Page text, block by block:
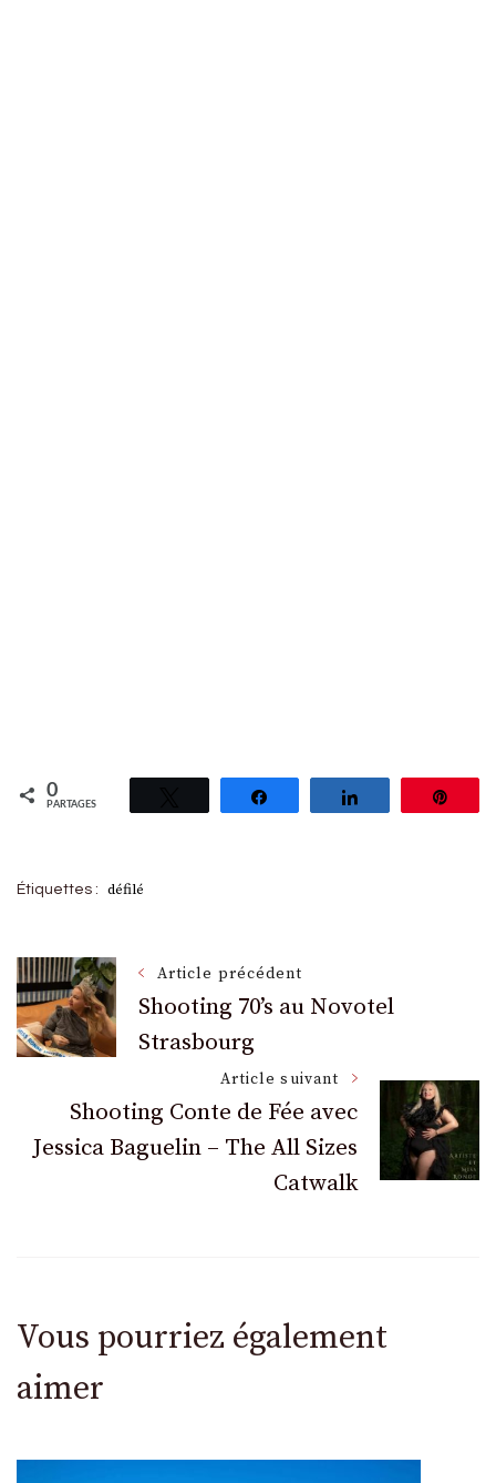
0
PARTAGES
Étiquettes : défilé
Navigation
des
articles
Article précédent
Shooting 70’s au Novotel
Strasbourg
Article suivant
Shooting Conte de Fée avec
Jessica Baguelin – The All Sizes
Catwalk
Vous pourriez également
aimer